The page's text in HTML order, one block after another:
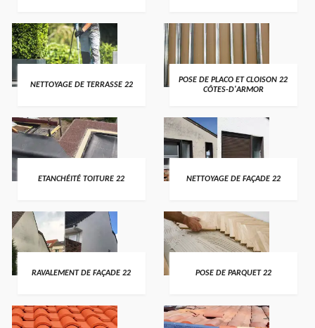
NETTOYAGE DE TERRASSE 22
POSE DE PLACO ET CLOISON 22
CÔTES-D'ARMOR
ETANCHÉITÉ TOITURE 22 NETTOYAGE DE FAÇADE 22
RAVALEMENT DE FAÇADE 22 POSE DE PARQUET 22